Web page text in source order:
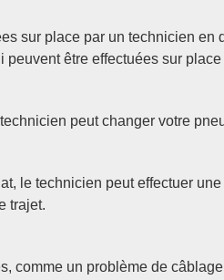
sur place par un technicien en
être effectuées sur place
peut changer votre
le technicien peut effectuer
trajet.
comme un problème de